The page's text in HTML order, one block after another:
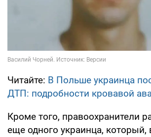
Читайте: В Польше украинца
ДТП: подробности кровавой
Кроме того, правоохранители
еще одного украинца, который,